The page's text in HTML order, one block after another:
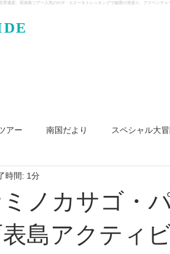
遺産、西表島ツアー人気のSUP・カヌー＆トレッキングで秘境の滝巡り、アドベンチ
アー 南国だより スペシャル大
ット
ノカサゴ・
島アクティ
時間: 1分